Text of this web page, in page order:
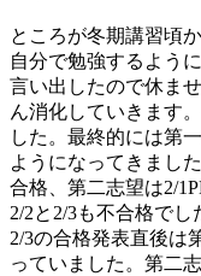
ところが冬期講習頃
自分で勉強するよう
言い出したので休ま
ん消化していきます
した。最終的には第
ようになってきまし
合格、第二志望は2/
2/2と2/3も不合格でし
2/3の合格発表直後は
っていました。第二